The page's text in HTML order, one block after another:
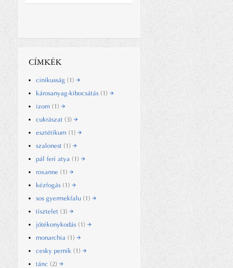
kalandor életmódot....
CÍMKÉK
cinikusság (1)
károsanyag-kibocsátás (1)
izom (1)
cukrászat (3)
esztétikum (1)
szalonest (1)
pál feri atya (1)
roxanne (1)
kézfogás (1)
sos gyermekfalu (1)
tisztelet (3)
jótékonykodás (1)
monarchia (1)
cesky pernik (1)
tánc (2)